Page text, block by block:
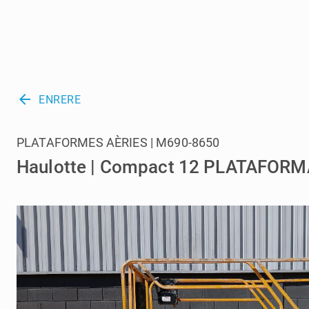
arrow_back ENRERE
Haulotte | Compact 12
PLATAFORMES AÈRIES | M690-8650